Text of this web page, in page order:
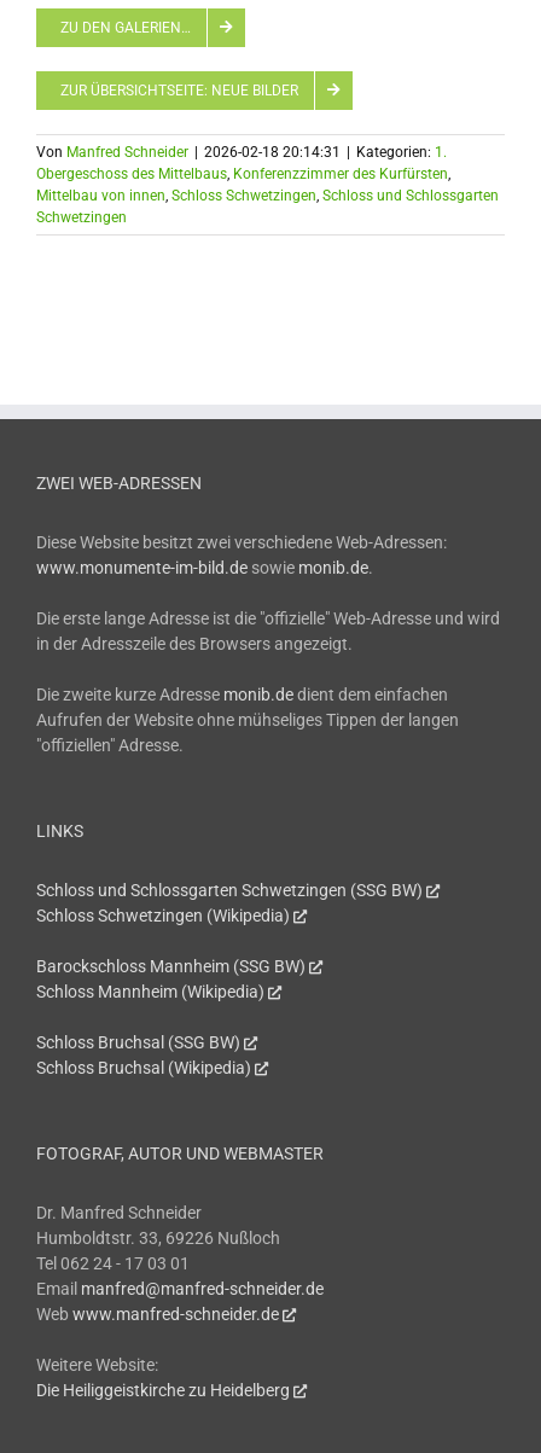
ZU DEN GALERIEN…
ZUR ÜBERSICHTSEITE: NEUE BILDER
Von Manfred Schneider 2026-02-18 20:14:31 Kategorien: 1.
Obergeschoss des Mittelbaus, Konferenzzimmer des Kurfürsten,
Mittelbau von innen, Schloss Schwetzingen, Schloss und Schlossgarten
Schwetzingen
ZWEI WEB-ADRESSEN
Diese Website besitzt zwei verschiedene Web-Adressen:
www.monumente-im-bild.de sowie monib.de.
Die erste lange Adresse ist die "offizielle" Web-Adresse und wird
in der Adresszeile des Browsers angezeigt.
Die zweite kurze Adresse monib.dedient dem einfachen
Aufrufen der Website ohne mühseliges Tippen der langen
"offiziellen" Adresse.
LINKS
Schloss und Schlossgarten Schwetzingen (SSG BW)
Schloss Schwetzingen (Wikipedia)
Barockschloss Mannheim (SSG BW)
Schloss Mannheim (Wikipedia)
Schloss Bruchsal (SSG BW)
Schloss Bruchsal (Wikipedia)
FOTOGRAF, AUTOR UND WEBMASTER
Dr. Manfred Schneider
Humboldtstr. 33, 69226 Nußloch
Tel 062 24 - 17 03 01
Email manfred@manfred-schneider.de
Web www.manfred-schneider.de
Weitere Website:
Die Heiliggeistkirche zu Heidelberg